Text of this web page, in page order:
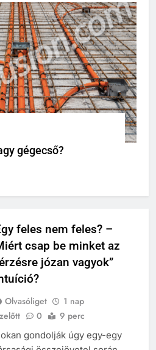
gégecső?
feles nem feles? –
csap be minket az
józan vagyok”
Olvasóliget
1 nap
0 9 perc
gondolják úgy egy-egy